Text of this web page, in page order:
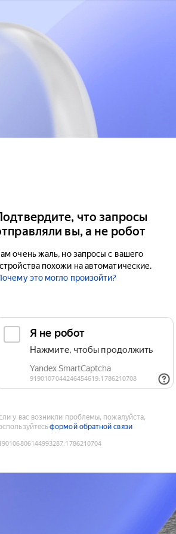
что запросы
вы, а не робот
очень жаль, но запросы с вашего
похожи на автоматические.
это могло произойти?
у вас возникли проблемы, пожалуйста,
формой обратной связи
:1786210704